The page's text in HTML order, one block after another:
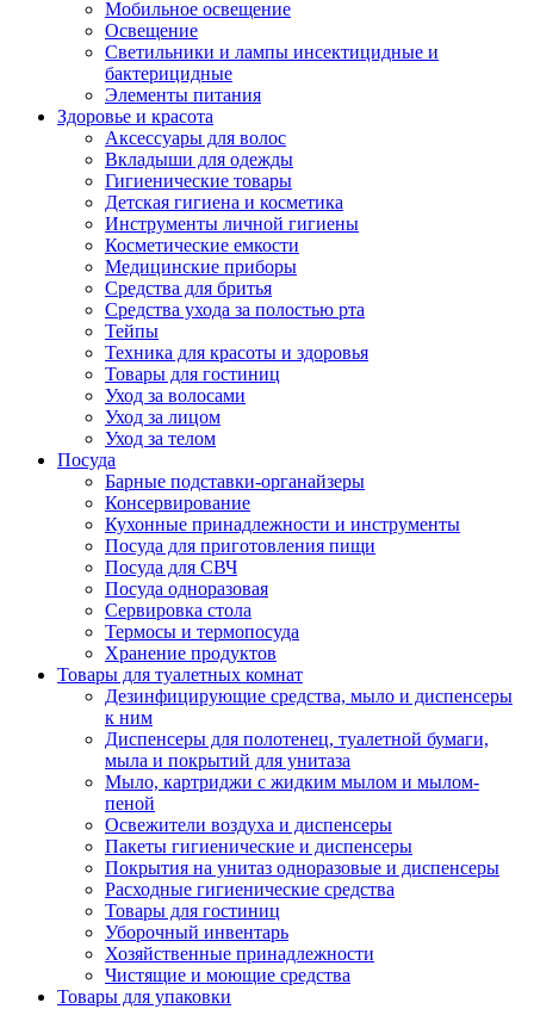
Мобильное освещение
Освещение
Светильники и лампы инсектицидные и
бактерицидные
Элементы питания
Здоровье и красота
Аксессуары для волос
Вкладыши для одежды
Гигиенические товары
Детская гигиена и косметика
Инструменты личной гигиены
Косметические емкости
Медицинские приборы
Средства для бритья
Средства ухода за полостью рта
Тейпы
Техника для красоты и здоровья
Товары для гостиниц
Уход за волосами
Уход за лицом
Уход за телом
Посуда
Барные подставки-органайзеры
Консервирование
Кухонные принадлежности и инструменты
Посуда для приготовления пищи
Посуда для СВЧ
Посуда одноразовая
Сервировка стола
Термосы и термопосуда
Хранение продуктов
Товары для туалетных комнат
Дезинфицирующие средства, мыло и диспенсеры
к ним
Диспенсеры для полотенец, туалетной бумаги,
мыла и покрытий для унитаза
Мыло, картриджи с жидким мылом и мылом-
пеной
Освежители воздуха и диспенсеры
Пакеты гигиенические и диспенсеры
Покрытия на унитаз одноразовые и диспенсеры
Расходные гигиенические средства
Товары для гостиниц
Уборочный инвентарь
Хозяйственные принадлежности
Чистящие и моющие средства
Товары для упаковки